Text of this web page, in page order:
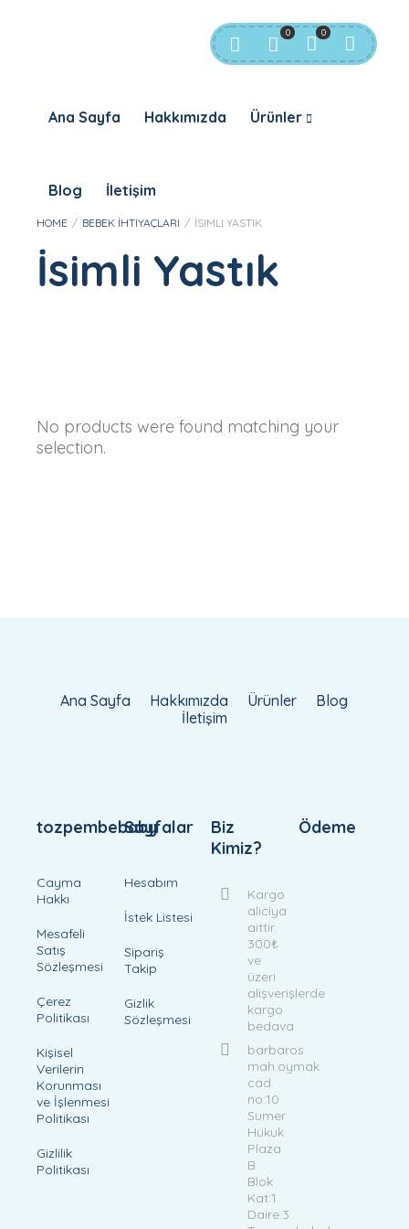
0
0
REMEMBER ME
Ana Sayfa Hakkımızda Ürünler
Blog İletişim
HOME / BEBEK İHTIYAÇLARI / İSIMLI YASTIK
İsimli Yastık
No products were found matching your
selection.
Ana Sayfa Hakkımızda Ürünler
Blog
İletişim
tozpembebaby
Cayma
Hakkı
Mesafeli
Satış
Sözleşmesi
Çerez
Politikası
Kişisel
Verilerin
Korunması
ve İşlenmesi
Politikası
Gizlilik
Politikası
Sayfalar
Hesabım
İstek Listesi
Sipariş
Takip
Gizlik
Sözleşmesi
Biz
Kimiz?
Kargo
aliciya
aittir.
300₺
ve
üzeri
alişverişlerde
kargo
bedava
barbaros
mah.oymak
cad.
no:10
Sumer
Hukuk
Plaza
B
Blok
Kat:1
Daire:3
Ödeme